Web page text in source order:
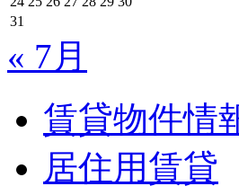
31
« 7月
賃貸物件情
居住用賃貸